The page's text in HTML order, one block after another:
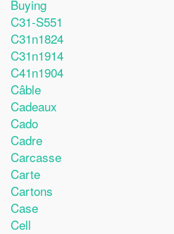
Buying
C31-S551
C31n1824
C31n1914
C41n1904
Câble
Cadeaux
Cado
Cadre
Carcasse
Carte
Cartons
Case
Cell